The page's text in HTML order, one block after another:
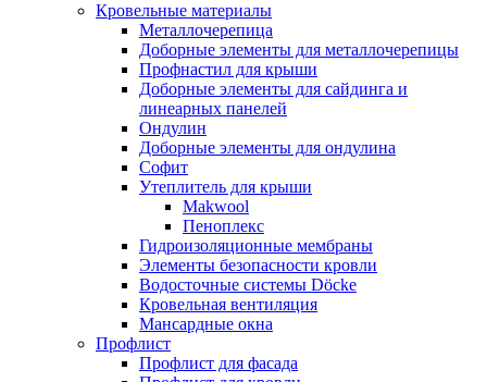
Кровельные материалы
Металлочерепица
Доборные элементы для металлочерепицы
Профнастил для крыши
Доборные элементы для сайдинга и
линеарных панелей
Ондулин
Доборные элементы для ондулина
Софит
Утеплитель для крыши
Makwool
Пеноплекс
Гидроизоляционные мембраны
Элементы безопасности кровли
Водосточные системы Döcke
Кровельная вентиляция
Мансардные окна
Профлист
Профлист для фасада